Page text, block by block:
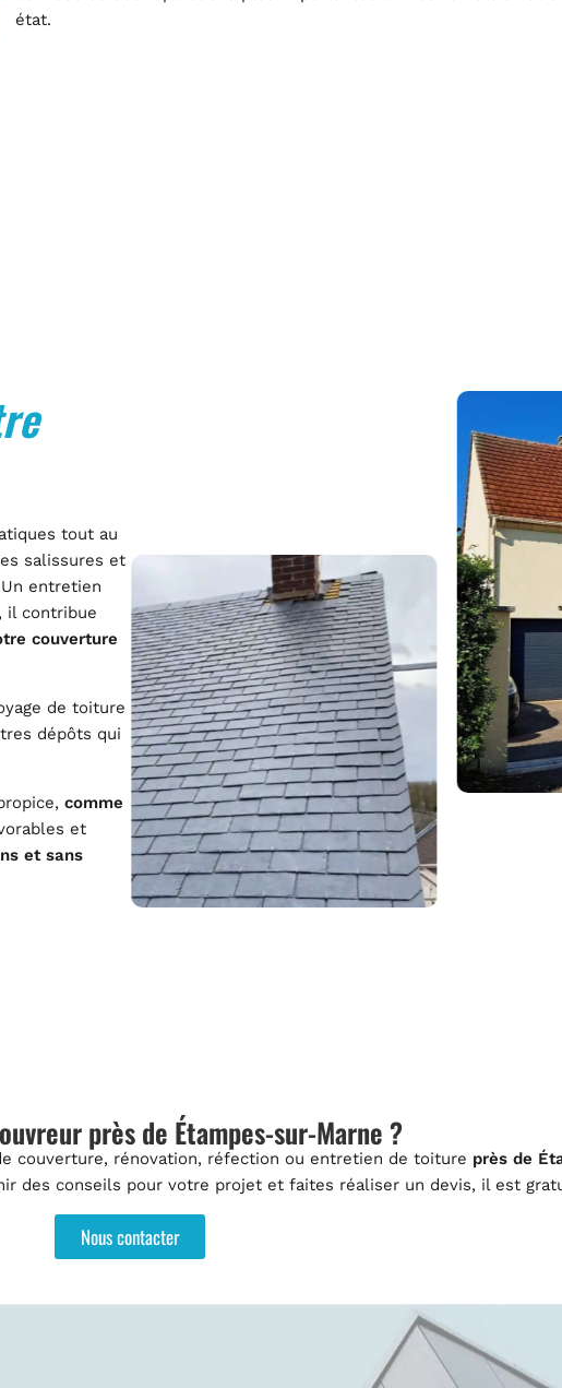
état.
tout au
salissures et
entretien
il contribue
couverture
de toiture
dépôts qui
comme
et
et sans
près de Étampes-sur-Marne ?
couverture, rénovation, réfection ou entretien de toiture près de
des conseils pour votre projet et faites réaliser un devis, il est
Nous contacter